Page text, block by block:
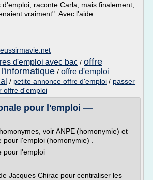
raconte Carla, mais finalement,
vraiment". Avec l'aide...
d'emploi avec bac / offre
/ offre d'emploi
/ petite annonce offre d'emploi / passer
offre d'emploi
pour l'emploi —
voir ANPE (homonymie) et
l'emploi (homonymie) .
pour l'emploi
Jacques Chirac pour centraliser les